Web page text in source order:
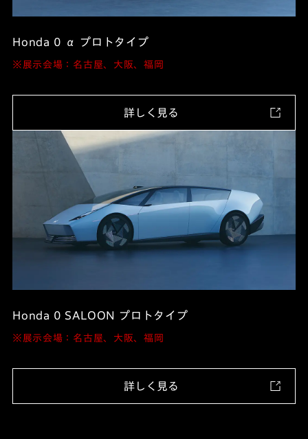
Honda 0 α プロトタイプ
※展示会場：名古屋、大阪、福岡
詳しく見る
Honda 0 SALOON プロトタイプ
※展示会場：名古屋、大阪、福岡
詳しく見る